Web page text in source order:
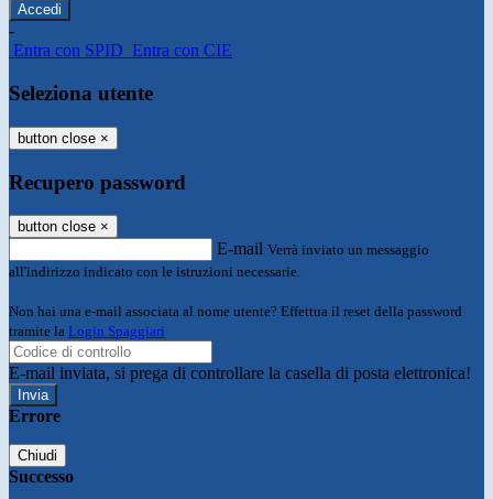
-
Entra con SPID Entra con CIE
Seleziona utente
button close ×
Recupero password
button close ×
E-mail Verrà inviato un messaggio
all'indirizzo indicato con le istruzioni necessarie.
Non hai una e-mail associata al nome utente? Effettua il reset della password
tramite la Login Spaggiari
E-mail inviata, si prega di controllare la casella di posta elettronica!
Errore
Chiudi
Successo